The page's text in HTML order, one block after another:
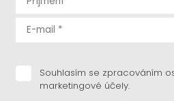
Souhlasím se zpracováním
marketingové účely.